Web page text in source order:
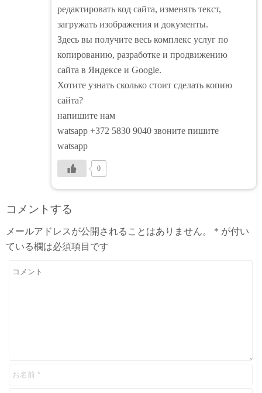
редактировать код сайта, изменять текст,
загружать изображения и документы.
Здесь вы получите весь комплекс услуг по
копированию, разработке и продвижению
сайта в Яндексе и Google.
Хотите узнать сколько стоит сделать копию
сайта?
напишите нам
watsapp +372 5830 9040 звоните пишите
watsapp
0
コメントする
メールアドレスが公開されることはありません。 * が付い
ている欄は必須項目です